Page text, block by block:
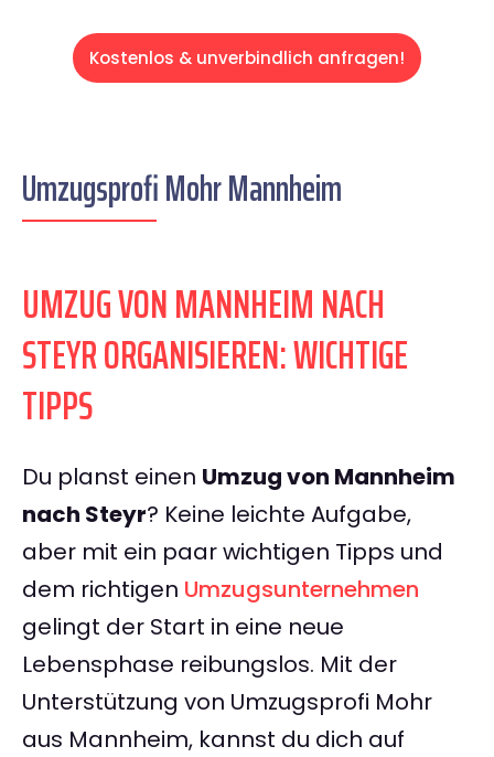
Kostenlos & unverbindlich anfragen!
Umzugsprofi Mohr Mannheim
UMZUG VON MANNHEIM NACH
STEYR ORGANISIEREN: WICHTIGE
TIPPS
Du planst einen Umzug von Mannheim
nach Steyr? Keine leichte Aufgabe,
aber mit ein paar wichtigen Tipps und
dem richtigen Umzugsunternehmen
gelingt der Start in eine neue
Lebensphase reibungslos. Mit der
Unterstützung von Umzugsprofi Mohr
aus Mannheim, kannst du dich auf